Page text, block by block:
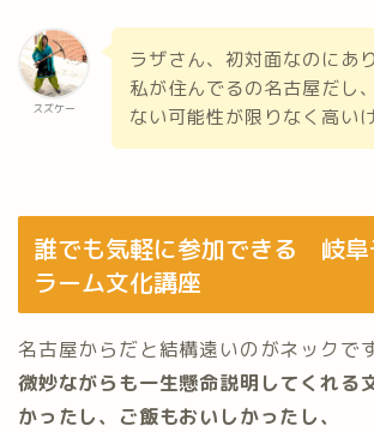
スズケー
ラザさん、初対面なのにあ
私が住んでるの名古屋だし
ない可能性が限りなく高い
誰でも気軽に参加できる 岐阜
ラーム文化講座
名古屋からだと結構遠いのがネックで
微妙ながらも一生懸命説明してくれる
かったし、ご飯もおいしかったし、